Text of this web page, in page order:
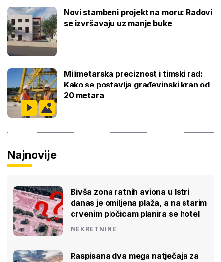
Novi stambeni projekt na moru: Radovi
se izvršavaju uz manje buke
Milimetarska preciznost i timski rad:
Kako se postavlja građevinski kran od
20 metara
Najnovije
Bivša zona ratnih aviona u Istri
danas je omiljena plaža, a na starim
crvenim pločicam planira se hotel
NEKRETNINE
Raspisana dva mega natječaja za